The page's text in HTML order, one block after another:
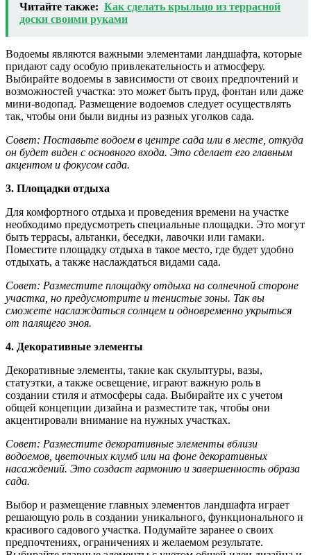
Читайте также: Как сделать крыльцо из террасной
доски своими руками
Водоемы являются важными элементами ландшафта, которые
придают саду особую привлекательность и атмосферу.
Выбирайте водоемы в зависимости от своих предпочтений и
возможностей участка: это может быть пруд, фонтан или даже
мини-водопад. Размещение водоемов следует осуществлять
так, чтобы они были видны из разных уголков сада.
Совет: Поставьте водоем в центре сада или в месте, откуда
он будет виден с основного входа. Это сделает его главным
акцентом и фокусом сада.
3. Площадки отдыха
Для комфортного отдыха и проведения времени на участке
необходимо предусмотреть специальные площадки. Это могут
быть террасы, альтанки, беседки, лавочки или гамаки.
Поместите площадку отдыха в такое место, где будет удобно
отдыхать, а также наслаждаться видами сада.
Совет: Разместите площадку отдыха на солнечной стороне
участка, но предусмотрите и тенистые зоны. Так вы
сможете наслаждаться солнцем и одновременно укрыться
от палящего зноя.
4. Декоративные элементы
Декоративные элементы, такие как скульптуры, вазы,
статуэтки, а также освещение, играют важную роль в
создании стиля и атмосферы сада. Выбирайте их с учетом
общей концепции дизайна и разместите так, чтобы они
акцентировали внимание на нужных участках.
Совет: Разместите декоративные элементы вблизи
водоемов, цветочных клумб или на фоне декоративных
насаждений. Это создаст гармонию и завершенность образа
сада.
Выбор и размещение главных элементов ландшафта играет
решающую роль в создании уникального, функционального и
красивого садового участка. Подумайте заранее о своих
предпочтениях, ограничениях и желаемом результате.